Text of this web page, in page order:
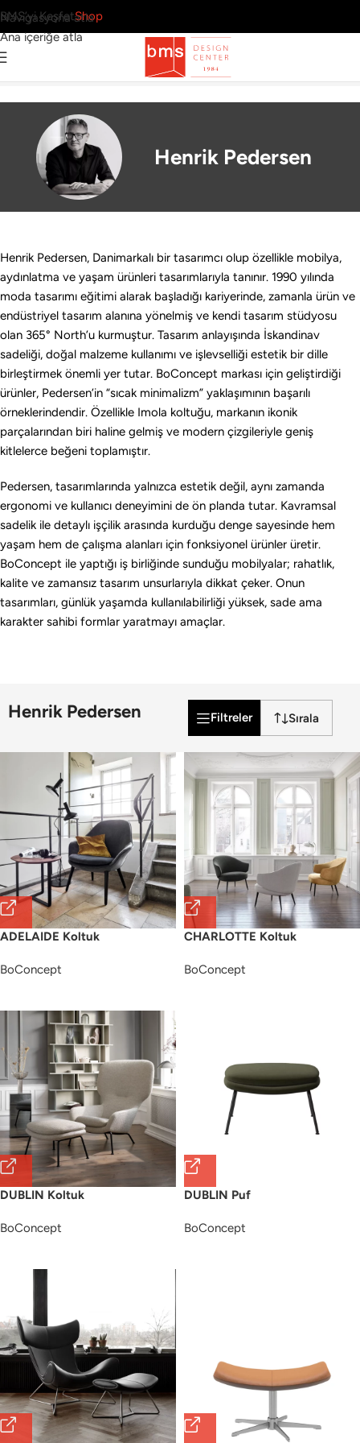
Navigasyona atla
Ana içeriğe atla
BMS’yi KeşfetShop
Henrik Pedersen
Henrik Pedersen
Henrik Pedersen, Danimarkalı bir tasarımcı olup özellikle mobilya,
aydınlatma ve yaşam ürünleri tasarımlarıyla tanınır. 1990 yılında
moda tasarımı eğitimi alarak başladığı kariyerinde, zamanla ürün ve
endüstriyel tasarım alanına yönelmiş ve kendi tasarım stüdyosu
olan 365° North’u kurmuştur. Tasarım anlayışında İskandinav
sadeliği, doğal malzeme kullanımı ve işlevselliği estetik bir dille
birleştirmek önemli yer tutar. BoConcept markası için geliştirdiği
ürünler, Pedersen’in “sıcak minimalizm” yaklaşımının başarılı
örneklerindendir. Özellikle Imola koltuğu, markanın ikonik
parçalarından biri haline gelmiş ve modern çizgileriyle geniş
kitlelerce beğeni toplamıştır.
Pedersen, tasarımlarında yalnızca estetik değil, aynı zamanda
ergonomi ve kullanıcı deneyimini de ön planda tutar. Kavramsal
sadelik ile detaylı işçilik arasında kurduğu denge sayesinde hem
yaşam hem de çalışma alanları için fonksiyonel ürünler üretir.
BoConcept ile yaptığı iş birliğinde sunduğu mobilyalar; rahatlık,
kalite ve zamansız tasarım unsurlarıyla dikkat çeker. Onun
tasarımları, günlük yaşamda kullanılabilirliği yüksek, sade ama
karakter sahibi formlar yaratmayı amaçlar.
Henrik Pedersen Filtreler
ADELAIDE Koltuk
BoConcept
CHARLOTTE Koltuk
BoConcept
DUBLIN Koltuk
BoConcept
DUBLIN Puf
BoConcept